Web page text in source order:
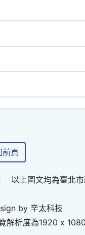
前頁
上圖文均為臺北市
by 辛太科技
解析度為1920 x